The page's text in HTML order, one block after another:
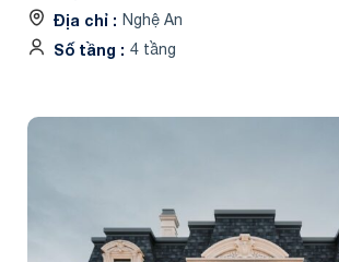
Địa chỉ Nghệ An
Số tầng 4 tầng